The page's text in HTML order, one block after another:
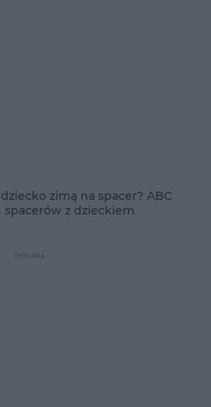
zimą na spacer? ABC
spacerów z dzieckiem